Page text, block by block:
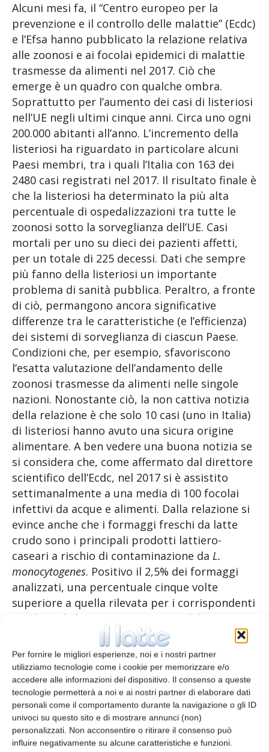
Per fornire le migliori esperienze, noi e i nostri partner
utilizziamo tecnologie come i cookie per memorizzare e/o
accedere alle informazioni del dispositivo. Il consenso a queste
tecnologie permetterà a noi e ai nostri partner di elaborare dati
personali come il comportamento durante la navigazione o gli ID
univoci su questo sito e di mostrare annunci (non)
personalizzati. Non acconsentire o ritirare il consenso può
influire negativamente su alcune caratteristiche e funzioni.
Alcuni mesi fa, il “Centro europeo per la
prevenzione e il controllo delle malattie” (Ecdc)
e l’Efsa hanno pubblicato la relazione relativa
alle zoonosi e ai focolai epidemici di malattie
trasmesse da alimenti nel 2017. Ciò che
emerge è un quadro con qualche ombra.
Soprattutto per l’aumento dei casi di listeriosi
nell’UE negli ultimi cinque anni. Circa uno ogni
200.000 abitanti all’anno. L’incremento della
listeriosi ha riguardato in particolare alcuni
Paesi membri, tra i quali l’Italia con 163 dei
2480 casi registrati nel 2017. Il risultato finale è
che la listeriosi ha determinato la più alta
percentuale di ospedalizzazioni tra tutte le
zoonosi sotto la sorveglianza dell’UE. Casi
mortali per uno su dieci dei pazienti affetti,
per un totale di 225 decessi. Dati che sempre
più fanno della listeriosi un importante
problema di sanità pubblica. Peraltro, a fronte
di ciò, permangono ancora significative
differenze tra le caratteristiche (e l’efficienza)
dei sistemi di sorveglianza di ciascun Paese.
Condizioni che, per esempio, sfavoriscono
l’esatta valutazione dell’andamento delle
zoonosi trasmesse da alimenti nelle singole
nazioni. Nonostante ciò, la non cattiva notizia
della relazione è che solo 10 casi (uno in Italia)
di listeriosi hanno avuto una sicura origine
alimentare. A ben vedere una buona notizia se
si considera che, come affermato dal direttore
scientifico dell’Ecdc, nel 2017 si è assistito
settimanalmente a una media di 100 focolai
infettivi da acque e alimenti. Dalla relazione si
evince anche che i formaggi freschi da latte
crudo sono i principali prodotti lattiero-
caseari a rischio di contaminazione da L.
monocytogenes. Positivo il 2,5% dei formaggi
analizzati, una percentuale cinque volte
superiore a quella rilevata per i corrispondenti
prodotti da latte pastorizzato. Nel documento
Ecdc/Efsa non vengono dettagliati gli aspetti
specifici dei singoli Paesi. Tuttavia, le
indicazioni generali non sono dissimili da
quelle contenute nella Relazione al Piano
Nazionale Integrato (PIN) per il 2017 del
ministero della Salute. Infatti, anche se non
allarmanti, i risultati dei controlli effettuati nel
nostro Paese confermano come la